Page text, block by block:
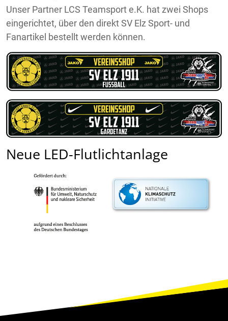
Unser Partner LCS Teamsport e.K. hat zwei Shops
eingerichtet, über den direkt SV Elz Sport- und
Fanartikel bestellt werden können.
Neue LED-Flutlichtanlage